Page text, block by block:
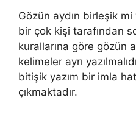
Gözün aydın birleşik mi
bir çok kişi tarafından
kurallarına göre gözün
kelimeler ayrı
bitişik yazım bir imla
çıkmaktadır.